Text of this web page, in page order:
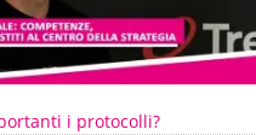
i protocolli?